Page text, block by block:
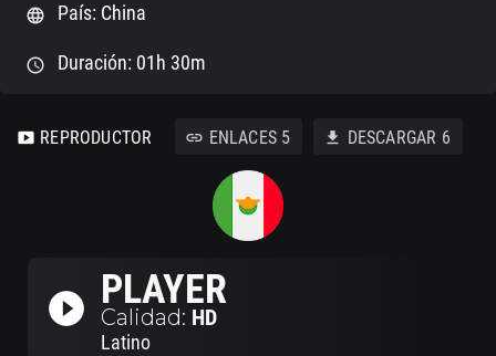
language País: China
schedule Duración: 01h 30m
smart_display REPRODUCTOR link ENLACES 5 download DESCARGAR 6
play_circle_filled PLAYER
Calidad: HD
Latino